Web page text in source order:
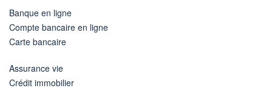
Banque en ligne
Compte bancaire en ligne
Carte bancaire
Assurance vie
Crédit immobilier